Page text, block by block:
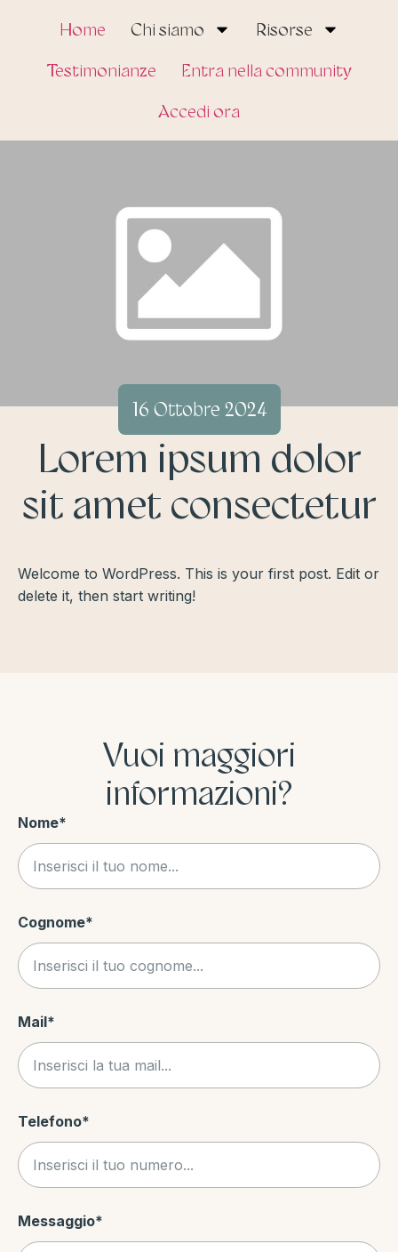
Home Chi siamo
Risorse
Testimonianze
Entra nella community
Accedi ora
16 Ottobre 2024
Lorem ipsum dolor
sit amet consectetur
Welcome to WordPress. This is your first post. Edit or
delete it, then start writing!
Vuoi maggiori
informazioni?
Nome*
Cognome*
Mail*
Telefono*
Messaggio*